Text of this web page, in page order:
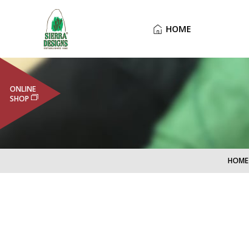
HOME
ONLINE
SHOP
HOME